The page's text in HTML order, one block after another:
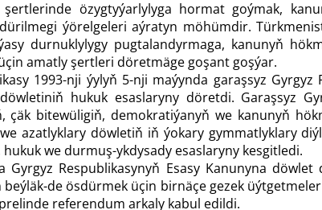
özygtyýarlylyga hormat goýmak,
ýörelgeleri aýratyn möhümdir.
durnuklylygy pugtalandyrmaga, kanunyň
amatly şertleri döretmäge goşant goşýar.
1993-nji ýylyň 5-nji maýynda garaşsyz
hukuk esaslaryny döretdi. Garaşsyz
çäk bitewüligiň, demokratiýanyň we kanunyň
azatlyklary döwletiň iň ýokary gymmatlyklary
hukuk we durmuş-ykdysady esaslaryny kesgitledi.
Gyrgyz Respublikasynyň Esasy Kanunyna
de ösdürmek üçin birnäçe gezek
referendum arkaly kabul edildi.